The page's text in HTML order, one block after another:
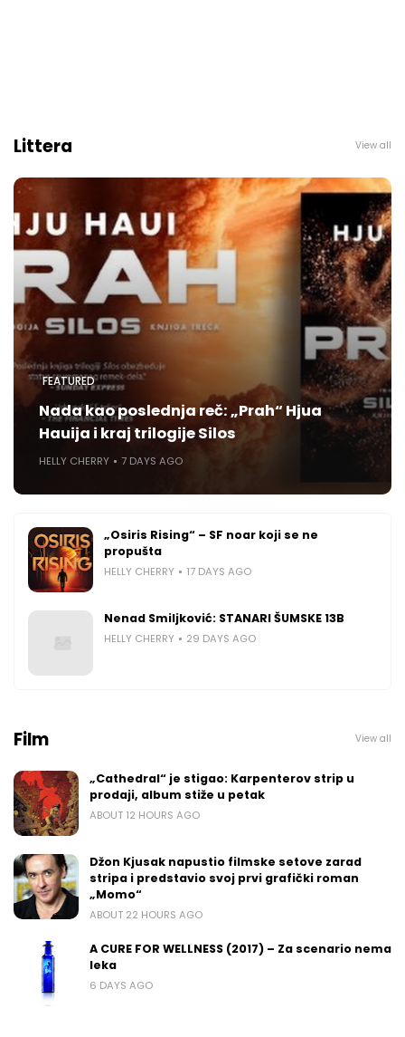
Littera View all
FEATURED
Nada kao poslednja reč: „Prah“ Hjua
Hauija i kraj trilogije Silos
HELLY CHERRY 7 DAYS AGO
„Osiris Rising“ – SF noar koji se ne
propušta
HELLY CHERRY 17 DAYS AGO
Nenad Smiljković: STANARI ŠUMSKE 13B
HELLY CHERRY 29 DAYS AGO
Film View all
„Cathedral“ je stigao: Karpenterov strip u
prodaji, album stiže u petak
ABOUT 12 HOURS AGO
Džon Kjusak napustio filmske setove zarad
stripa i predstavio svoj prvi grafički roman
„Momo“
ABOUT 22 HOURS AGO
A CURE FOR WELLNESS (2017) – Za scenario nema
leka
6 DAYS AGO